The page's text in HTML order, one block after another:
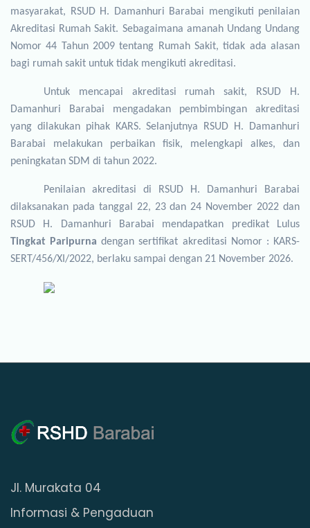
masyarakat, RSUD H. Damanhuri Barabai mengikuti penilaian
Akreditasi Rumah Sakit. Sebagaimana amanah Undang Undang
Nomor 44 Tahun 2009 tentang Rumah Sakit, tidak ada alasan
bagi rumah sakit untuk tidak mengikuti akreditasi.
Untuk mencapai akreditasi rumah sakit, RSUD H.
Damanhuri Barabai mengadakan pembimbingan akreditasi
yang dilakukan pihak KARS. Selanjutnya RSUD H. Damanhuri
Barabai melakukan perbaikan fisik, melengkapi alkes, dan
peningkatan SDM di tahun 2022.
Penilaian akreditasi di RSUD H. Damanhuri Barabai
dilaksanakan pada tanggal 22, 23 dan 24 November 2022 dan
RSUD H. Damanhuri Barabai mendapatkan predikat Lulus
Tingkat Paripurna dengan sertifikat akreditasi Nomor : KARS-
SERT/456/XI/2022, berlaku sampai dengan 21 November 2026.
Jl. Murakata 04
Informasi & Pengaduan